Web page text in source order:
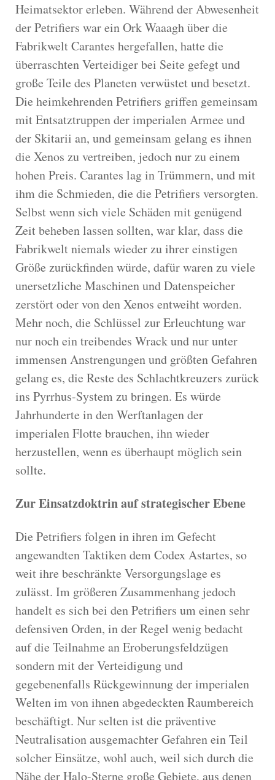
Heimatsektor erleben. Während der Abwesenheit
der Petrifiers war ein Ork Waaagh über die
Fabrikwelt Carantes hergefallen, hatte die
überraschten Verteidiger bei Seite gefegt und
große Teile des Planeten verwüstet und besetzt.
Die heimkehrenden Petrifiers griffen gemeinsam
mit Entsatztruppen der imperialen Armee und
der Skitarii an, und gemeinsam gelang es ihnen
die Xenos zu vertreiben, jedoch nur zu einem
hohen Preis. Carantes lag in Trümmern, und mit
ihm die Schmieden, die die Petrifiers versorgten.
Selbst wenn sich viele Schäden mit genügend
Zeit beheben lassen sollten, war klar, dass die
Fabrikwelt niemals wieder zu ihrer einstigen
Größe zurückfinden würde, dafür waren zu viele
unersetzliche Maschinen und Datenspeicher
zerstört oder von den Xenos entweiht worden.
Mehr noch, die Schlüssel zur Erleuchtung war
nur noch ein treibendes Wrack und nur unter
immensen Anstrengungen und größten Gefahren
gelang es, die Reste des Schlachtkreuzers zurück
ins Pyrrhus-System zu bringen. Es würde
Jahrhunderte in den Werftanlagen der
imperialen Flotte brauchen, ihn wieder
herzustellen, wenn es überhaupt möglich sein
sollte.
Zur Einsatzdoktrin auf strategischer Ebene
Die Petrifiers folgen in ihren im Gefecht
angewandten Taktiken dem Codex Astartes, so
weit ihre beschränkte Versorgungslage es
zulässt. Im größeren Zusammenhang jedoch
handelt es sich bei den Petrifiers um einen sehr
defensiven Orden, in der Regel wenig bedacht
auf die Teilnahme an Eroberungsfeldzügen
sondern mit der Verteidigung und
gegebenenfalls Rückgewinnung der imperialen
Welten im von ihnen abgedeckten Raumbereich
beschäftigt. Nur selten ist die präventive
Neutralisation ausgemachter Gefahren ein Teil
solcher Einsätze, wohl auch, weil sich durch die
Nähe der Halo-Sterne große Gebiete, aus denen